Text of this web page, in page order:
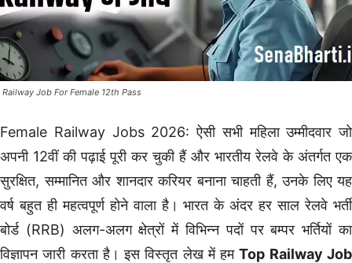
Railway Job For Female 12th Pass
Female Railway Jobs 2026: ऐसी सभी महिला उम्मीदवार जो
अपनी 12वीं की पढ़ाई पूरी कर चुकी हैं और भारतीय रेलवे के अंतर्गत एक
सुरक्षित, सम्मानित और शानदार करियर बनाना चाहती हैं, उनके लिए यह
वर्ष बहुत ही महत्वपूर्ण होने वाला है। भारत के अंदर हर साल रेलवे भर्ती
बोर्ड (RRB) अलग-अलग क्षेत्रों में विभिन्न पदों पर बम्पर भर्तियों का
विज्ञापन जारी करता है। इस विस्तृत लेख में हमTop Railway Job